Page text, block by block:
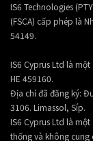
IS6 Technologies
(FSCA) cấp phép là
54149.
IS6 Cyprus Ltd là
HE 459160.
Địa chỉ đã đăng ký:
3106. Limassol, Síp.
IS6 Cyprus Ltd là
thống và không